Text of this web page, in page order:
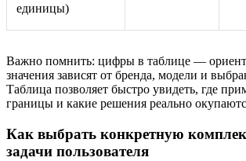
единицы)
Важно помнить: цифры в таблице —
значения зависят от бренда, модели и
Таблица позволяет быстро увидеть, где
границы и какие решения реально
Как выбрать конкретную
задачи пользователя